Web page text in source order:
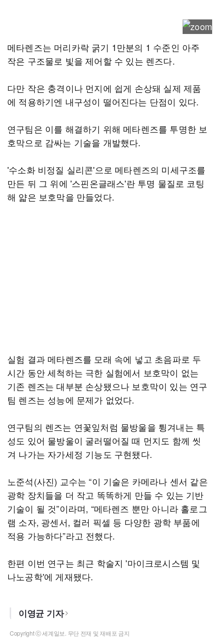
메타렌즈는 머리카락 굵기 1만분의 1 수준인 아주
작은 구조물로 빛을 제어할 수 있는 렌즈다.
다만 작은 충격이나 먼지에 쉽게 손상돼 실제 제품
에 적용하기엔 내구성이 떨어진다는 단점이 있다.
연구팀은 이를 해결하기 위해 메타렌즈를 투명한 보
호막으로 감싸는 기술을 개발했다.
'수소화 비정질 실리콘'으로 메타렌즈의 미세구조를
만든 뒤 그 위에 '스핀온글래스'란 투명 물질로 코팅
해 얇은 보호막을 만들었다.
실험 결과 메타렌즈를 모래 속에 넣고 초음파로 두
시간 동안 세척하는 극한 실험에서 보호막이 없는
기존 렌즈는 대부분 손상됐으나 보호막이 있는 연구
팀 렌즈는 성능에 문제가 없었다.
연구팀의 렌즈는 연꽃잎처럼 물방울을 튕겨내는 특
성도 있어 물방울이 굴러떨어질 때 먼지도 함께 씻
겨 나가는 자가세정 기능도 구현됐다.
노준석(사진) 교수는 “이 기술은 카메라나 센서 같은
광학 장치들을 더 작고 똑똑하게 만들 수 있는 기반
기술이 될 것”이라며, “메타렌즈 뿐만 아니라 홀로그
램 소자, 광센서, 컬러 픽셀 등 다양한 광학 부품에
적용 가능하다”라고 전했다.
한편 이번 연구는 최근 학술지 '마이크로시스템 및
나노공학'에 게재됐다.
이영균 기자
Copyright ⓒ 세계일보. 무단 전재 및 재배포 금지